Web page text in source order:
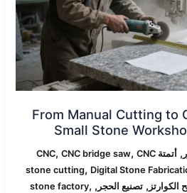
From Manual Cutting to
Small Stone
,أتمتة CNC , CNC bridge saw, CNC
stone cutting, Digital Stone
,تصنيع الحجر ,
stone factory,